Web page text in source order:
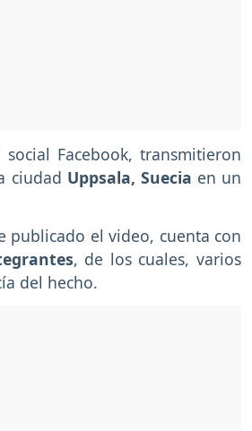
Facebook, transmitieron
ciudad Uppsala, Suecia en un
publicado el video, cuenta con
, de los cuales, varios
del hecho.